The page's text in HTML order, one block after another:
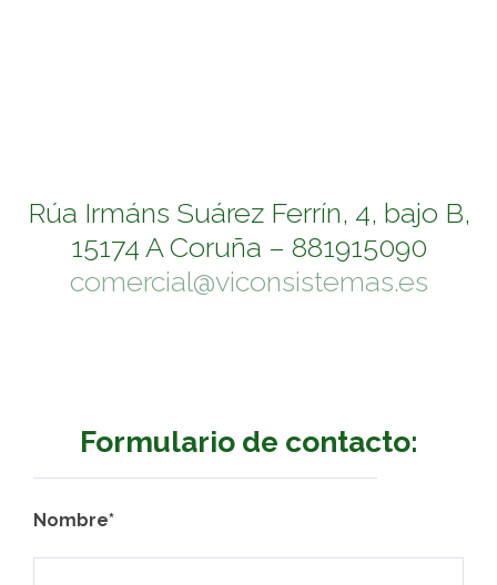
Rúa Irmáns Suárez Ferrín, 4, bajo B,
15174 A Coruña – 881915090
comercial@viconsistemas.es
Formulario de contacto:
Nombre*